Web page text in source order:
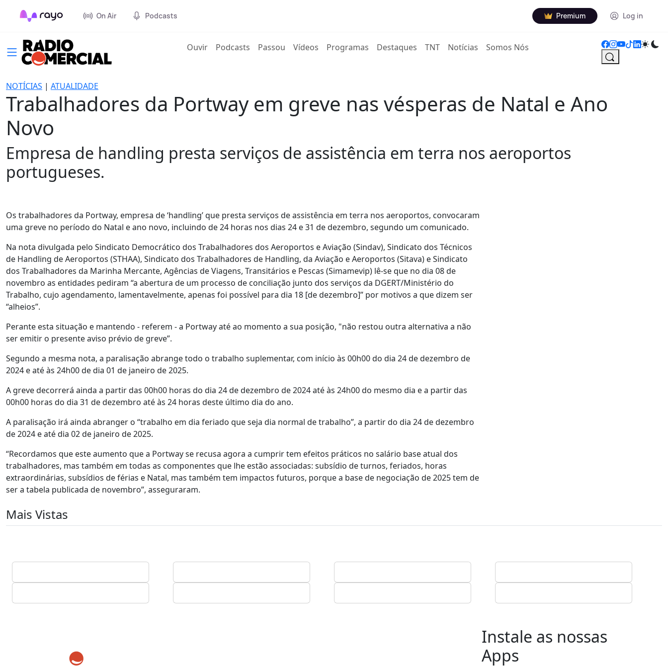
On Air Podcasts Premium Log in
Ouvir(current)
Podcasts Passou Vídeos Programas Destaques TNT Notícias Somos Nós
NOTÍCIAS | ATUALIDADE
Trabalhadores da Portway em greve nas vésperas de Natal e Ano
Novo
Empresa de handling presta serviços de assistência em terra nos aeroportos
portugueses.
Os trabalhadores da Portway, empresa de ‘handling’ que presta serviços de assistência em terra nos aeroportos, convocaram
uma greve no período do Natal e ano novo, incluindo de 24 horas nos dias 24 e 31 de dezembro, segundo um comunicado.
Na nota divulgada pelo Sindicato Democrático dos Trabalhadores dos Aeroportos e Aviação (Sindav), Sindicato dos Técnicos
de Handling de Aeroportos (STHAA), Sindicato dos Trabalhadores de Handling, da Aviação e Aeroportos (Sitava) e Sindicato
dos Trabalhadores da Marinha Mercante, Agências de Viagens, Transitários e Pescas (Simamevip) lê-se que no dia 08 de
novembro as entidades pediram “a abertura de um processo de conciliação junto dos serviços da DGERT/Ministério do
Trabalho, cujo agendamento, lamentavelmente, apenas foi possível para dia 18 [de dezembro]” por motivos a que dizem ser
“alheios”.
Perante esta situação e mantendo - referem - a Portway até ao momento a sua posição, "não restou outra alternativa a não
ser emitir o presente aviso prévio de greve”.
Segundo a mesma nota, a paralisação abrange todo o trabalho suplementar, com início às 00h00 do dia 24 de dezembro de
2024 e até às 24h00 de dia 01 de janeiro de 2025.
A greve decorrerá ainda a partir das 00h00 horas do dia 24 de dezembro de 2024 até às 24h00 do mesmo dia e a partir das
00h00 horas do dia 31 de dezembro até às 24 horas deste último dia do ano.
A paralisação irá ainda abranger o “trabalho em dia feriado que seja dia normal de trabalho”, a partir do dia 24 de dezembro
de 2024 e até dia 02 de janeiro de 2025.
“Recordamos que este aumento que a Portway se recusa agora a cumprir tem efeitos práticos no salário base atual dos
trabalhadores, mas também em todas as componentes que lhe estão associadas: subsídio de turnos, feriados, horas
extraordinárias, subsídios de férias e Natal, mas também tem impactos futuros, porque a base de negociação de 2025 tem de
ser a tabela publicada de novembro”, asseguraram.
Mais Vistas
Instale as nossas
Apps